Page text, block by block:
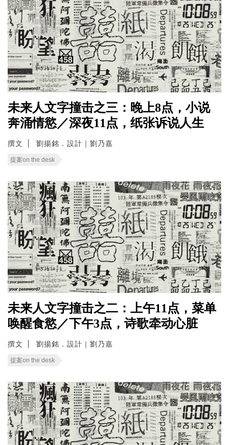
未来人文字撞击之三：晚上8点，小说
奔涌情慾／深夜11点，纸张诉说人生
撰文 劉揚銘．設計｜劉乃嘉
提案on the desk
未来人文字撞击之二：上午11点，菜单
唤醒食慾／下午3点，诗歌牵动心脏
撰文 劉揚銘．設計｜劉乃嘉
提案on the desk